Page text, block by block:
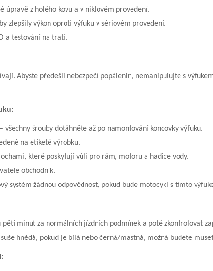
úpravě z holého kovu a v niklovém provedení.
zlepšily výkon oproti výfuku v sériovém provedení.
a testování na trati.
Abyste předešli nebezpečí popálenin, nemanipulujte s
šrouby dotáhněte až po namontování koncovky výfuku.
na etiketě výrobku.
které poskytují vůli pro rám, motoru a hadice vody.
obchodník.
systém žádnou odpovědnost, pokud bude motocykl s tímto
minut za normálních jízdních podmínek a poté zkontrolovat
hnědá, pokud je bílá nebo černá/mastná, možná budete